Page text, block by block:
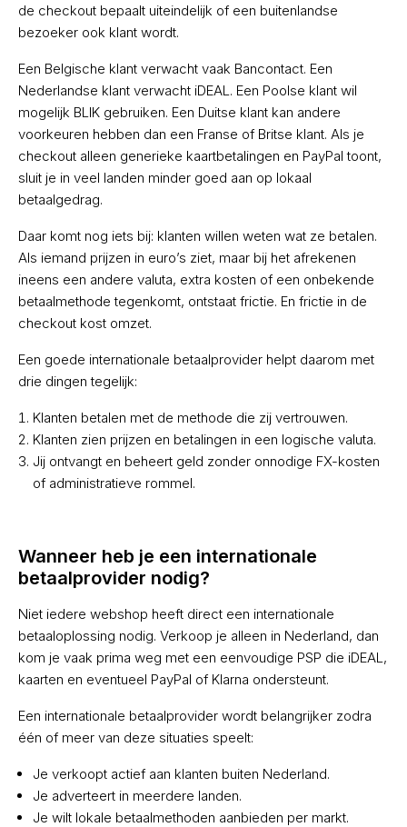
de checkout bepaalt uiteindelijk of een buitenlandse
bezoeker ook klant wordt.
Een Belgische klant verwacht vaak Bancontact. Een
Nederlandse klant verwacht iDEAL. Een Poolse klant wil
mogelijk BLIK gebruiken. Een Duitse klant kan andere
voorkeuren hebben dan een Franse of Britse klant. Als je
checkout alleen generieke kaartbetalingen en PayPal toont,
sluit je in veel landen minder goed aan op lokaal
betaalgedrag.
Daar komt nog iets bij: klanten willen weten wat ze betalen.
Als iemand prijzen in euro’s ziet, maar bij het afrekenen
ineens een andere valuta, extra kosten of een onbekende
betaalmethode tegenkomt, ontstaat frictie. En frictie in de
checkout kost omzet.
Een goede internationale betaalprovider helpt daarom met
drie dingen tegelijk:
Klanten betalen met de methode die zij vertrouwen.
Klanten zien prijzen en betalingen in een logische valuta.
Jij ontvangt en beheert geld zonder onnodige FX-kosten
of administratieve rommel.
Wanneer heb je een internationale
betaalprovider nodig?
Niet iedere webshop heeft direct een internationale
betaaloplossing nodig. Verkoop je alleen in Nederland, dan
kom je vaak prima weg met een eenvoudige PSP die iDEAL,
kaarten en eventueel PayPal of Klarna ondersteunt.
Een internationale betaalprovider wordt belangrijker zodra
één of meer van deze situaties speelt:
Je verkoopt actief aan klanten buiten Nederland.
Je adverteert in meerdere landen.
Je wilt lokale betaalmethoden aanbieden per markt.